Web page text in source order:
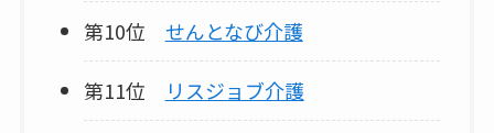
第10位 せんとなび介護
第11位 リスジョブ介護